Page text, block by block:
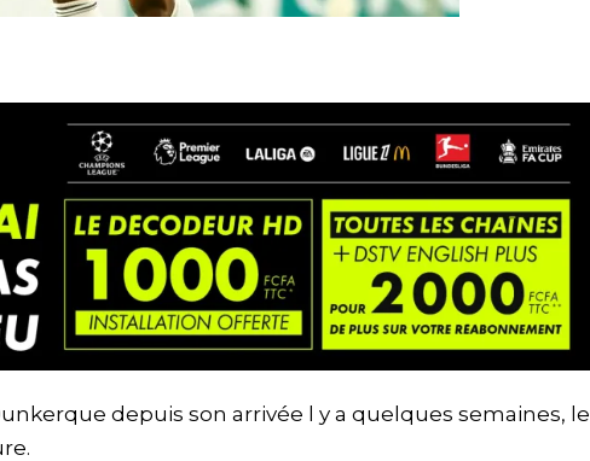
depuis son arrivée l y a quelques semaines, le